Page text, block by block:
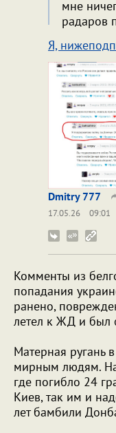
мне
радаров
Я,
Dmitry 777
17.05.26
09:01
Комменты из
попадания
ранено,
летел к ЖД и был
Матерная ругань
мирным людям.
где погибло 24
Киев, так им и
лет бамбили